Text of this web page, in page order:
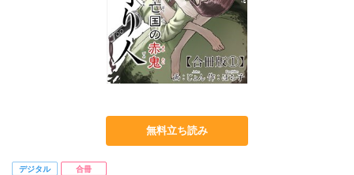
無料立ち読み
デジタル 合冊